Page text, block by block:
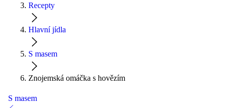
Recepty
Hlavní jídla
S masem
Znojemská omáčka s hovězím
S masem